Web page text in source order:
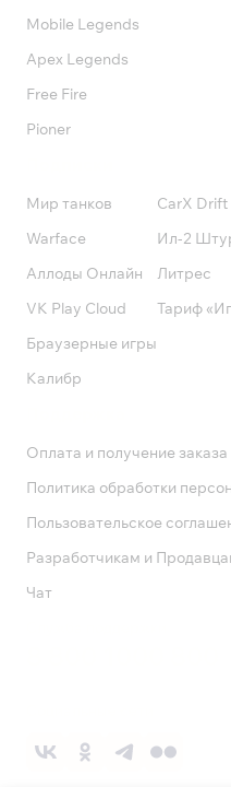
Mobile Legends
Apex Legends
Free Fire
Pioner
Мир танков
Warface
Аллоды Онлайн
VK Play Cloud
Браузерные игры
Калибр
CarX Drift
Ил-2
Литрес
Тариф
Оплата и получение заказа
Политика обработки
Пользовательское
Разработчикам и
Чат